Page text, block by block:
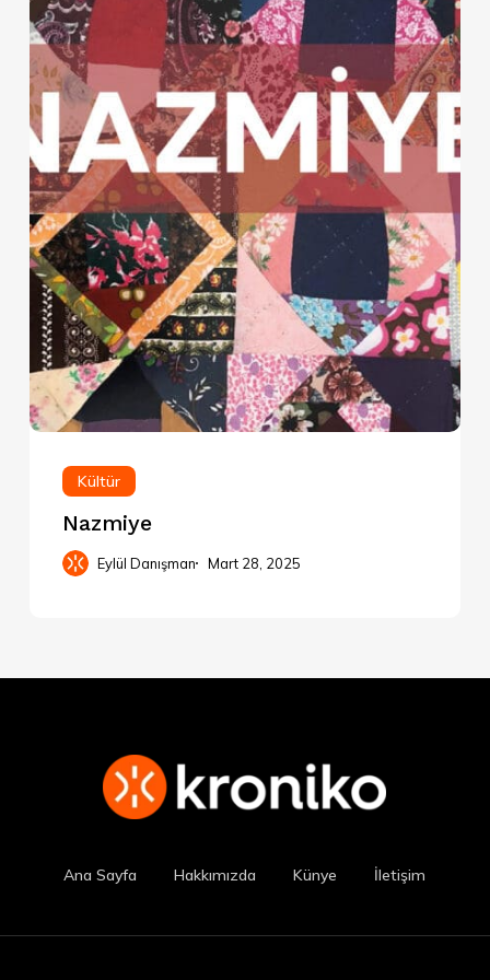
Kültür
Nazmiye
Eylül Danışman Mart 28, 2025
Ana Sayfa Hakkımızda Künye İletişim